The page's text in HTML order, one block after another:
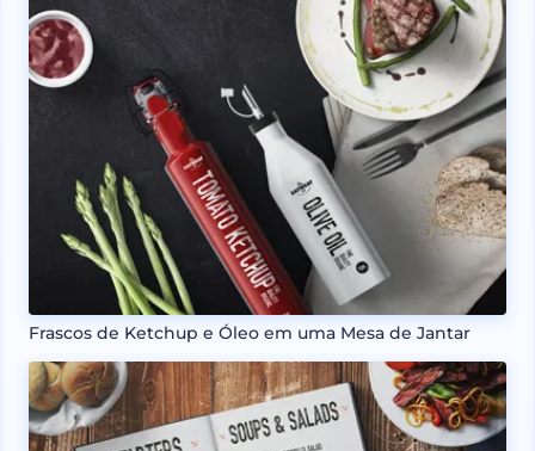
Frascos de Ketchup e Óleo em uma Mesa de Jantar